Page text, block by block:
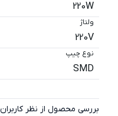
220W
ولتاژ
220V
نوع چیپ
SMD
بررسی محصول از نظر کاربران